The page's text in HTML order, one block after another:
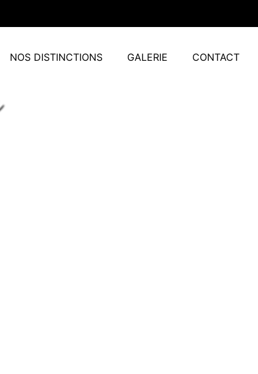
NOS DISTINCTIONS GALERIE CONTACT